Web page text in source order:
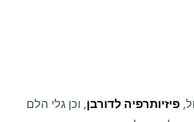
פיזיותרפיה לדורבן, וכן גלי הלם